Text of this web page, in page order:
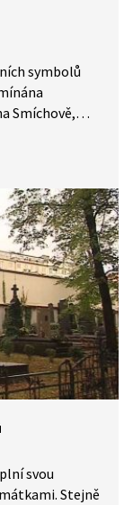
symbolů
Smíchově,
„střet
svou
Stejně